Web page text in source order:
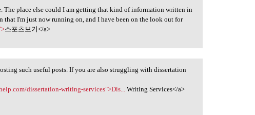
The place else could I am getting that kind of information written in
that I'm just now running on, and I have been on the look out for
스포츠보기</a>
such useful posts. If you are also struggling with dissertation
dissertation-writing-services">Dis...
Writing Services</a>